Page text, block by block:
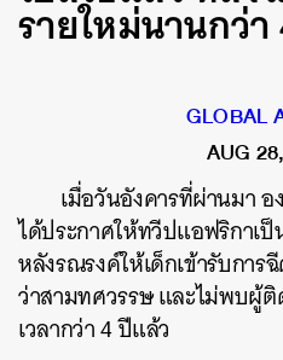
รายใหม่นานกว่า
GLOBAL
AUG
เมื่อวันอังคารที่ผ่านมา
ได้ประกาศให้ทวีปแอฟริกาเ
หลังรณรงค์ให้เด็กเข้ารับกา
ว่าสามทศวรรษ และไม่พบผู้
เวลากว่า 4 ปีแล้ว